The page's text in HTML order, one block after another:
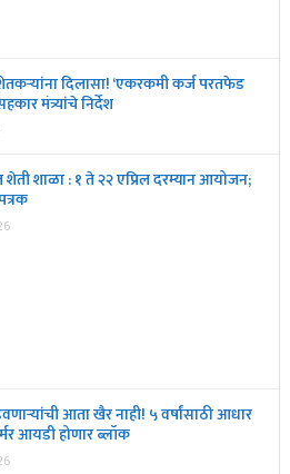
दिलासा! ‘एकरकमी कर्ज परतफेड
मंत्र्यांचे निर्देश
शाळा : १ ते २२ एप्रिल दरम्यान आयोजन;
आता खैर नाही! ५ वर्षांसाठी आधार
आयडी होणार ब्लॉक